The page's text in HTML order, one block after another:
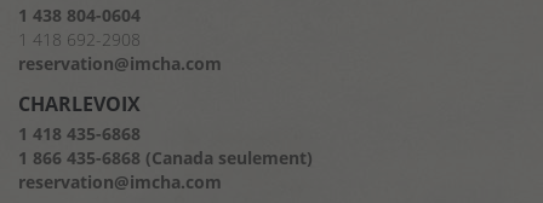
1 438 804-0604
1 418 692-2908
reservation@imcha.com
CHARLEVOIX
1 418 435-6868
1 866 435-6868 (Canada seulement)
reservation@imcha.com